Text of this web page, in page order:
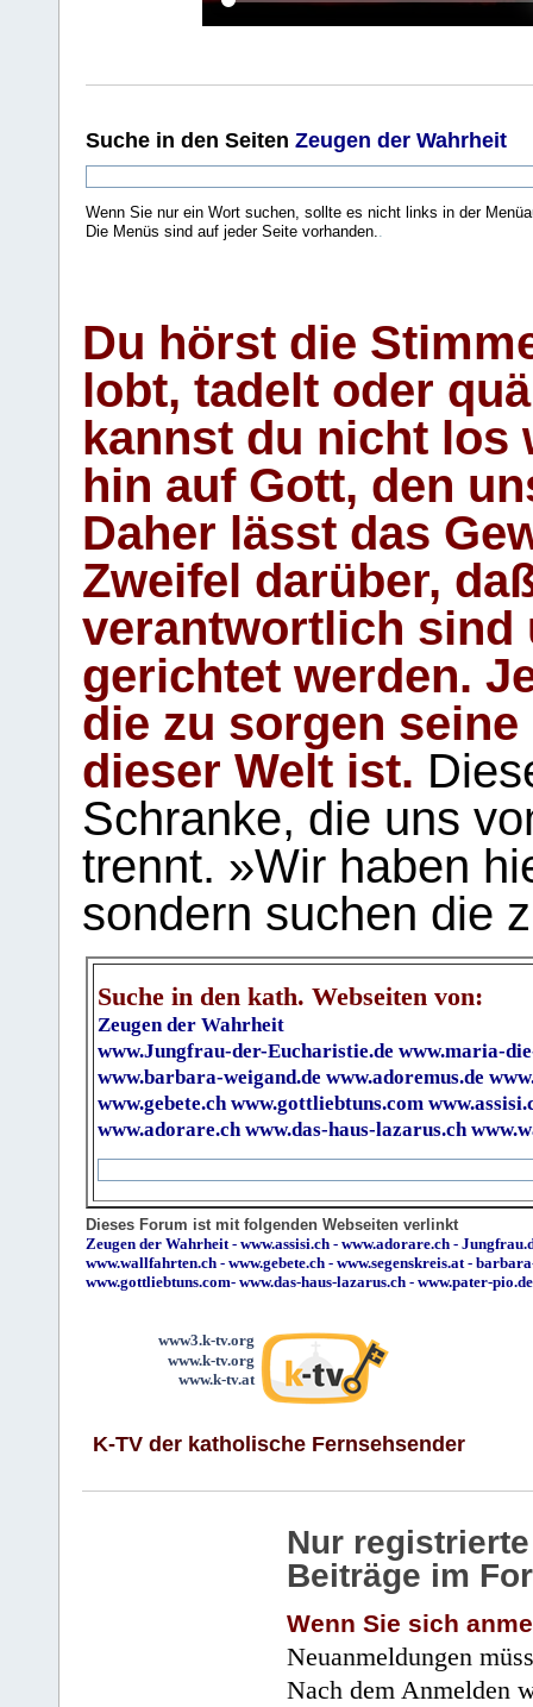
Suche in den Seiten Zeugen der Wahrheit
Wenn Sie nur ein Wort suchen, sollte es nicht links in der
Die Menüs sind auf jeder Seite vorhanden.
Du hörst die
lobt, tadelt oder
kannst du nicht los
hin auf Gott, den
Daher lässt das
Zweifel darüber,
verantwortlich sind
gerichtet werden.
die zu sorgen
dieser Welt ist.
Schranke, die uns
trennt. »Wir haben
sondern suchen die
Suche in den kath. Webseiten von:
Zeugen der Wahrheit
www.Jungfrau-der-Eucharistie.de www.maria-
www.barbara-weigand.de www.adoremus.de
www.gebete.ch www.gottliebtuns.com
www.adorare.ch www.das-haus-lazarus.ch
Dieses Forum ist mit folgenden Webseiten verlinkt
Zeugen der Wahrheit - www.assisi.ch - www.adorare.ch -
www.wallfahrten.ch - www.gebete.ch - www.segenskreis.at -
www.gottliebtuns.com- www.das-haus-lazarus.ch - www.pater-pio.de
www3.k-tv.org
www.k-tv.org
www.k-tv.at
K-TV der katholische Fernsehsender
Nur
Beiträge im
Wenn Sie sich
Neuanmeldungen
Nach dem Anmelden